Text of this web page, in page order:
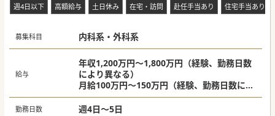
週4日以下 高額給与 土日休み 在宅・訪問 赴任手当あり 住宅手当あり
募集科目 内科系・外科系
給与
年収1,200万円～1,800万円（経験、勤務日数
により異なる）
月給100万円～150万円（経験、勤務日数によ
り異なる）
勤務日数 週4日～5日